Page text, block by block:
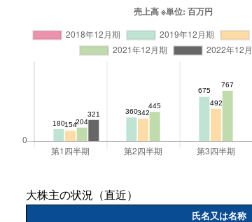
大株主の状況（直近）
氏名又は名称